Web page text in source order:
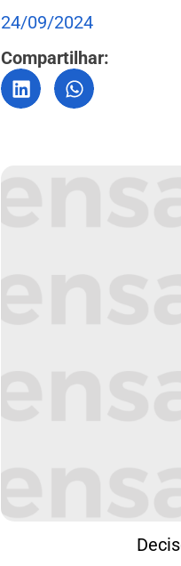
24/09/2024
Compartilhar: